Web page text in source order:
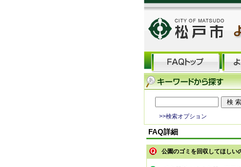
>>検索オプション
FAQ詳細
公園のゴミを回収してほしい